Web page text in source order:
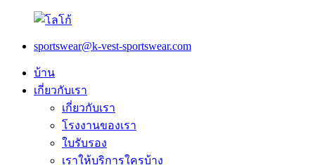
sportswear@k-vest-sportswear.com
บ้าน
เกี่ยวกับเรา
เกี่ยวกับเรา
โรงงานของเรา
ใบรับรอง
เราให้บริการใครบ้าง